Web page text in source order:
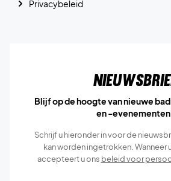
Privacybeleid
Blijf op de hoogte van nieuwe
en -
Schrijf u hieronder in voor de
kan worden ingetrokken. Wanneer
accepteert u ons beleid voor